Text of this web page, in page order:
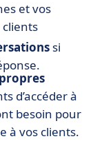
et vos
si
d’accéder à
besoin pour
à vos clients.